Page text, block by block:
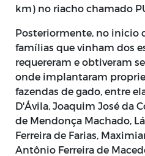
km) no riacho chamado
Posteriormente, no inicio
famílias que vinham dos
requereram e obtiveram
onde implantaram
fazendas de gado, entre
D'Ávila, Joaquim José da
de Mendonça Machado,
Ferreira de Farias,
Antônio Ferreira de